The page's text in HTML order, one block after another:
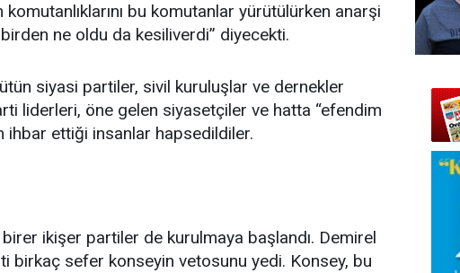
komutanlıklarını bu komutanlar yürütülürken anarşi
ne oldu da kesiliverdi” diyecekti.
siyasi partiler, sivil kuruluşlar ve dernekler
liderleri, öne gelen siyasetçiler ve hatta “efendim
ihbar ettiği insanlar hapsedildiler.
ikişer partiler de kurulmaya başlandı. Demirel
birkaç sefer konseyin vetosunu yedi. Konsey, bu